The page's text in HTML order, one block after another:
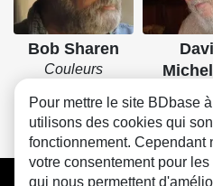
Bob Sharen
Couleurs
CGU FAQ
Pour mettre le site BDbase
utilisons des cookies qui
fonctionnement. Cependant
votre consentement pour
qui nous permettent